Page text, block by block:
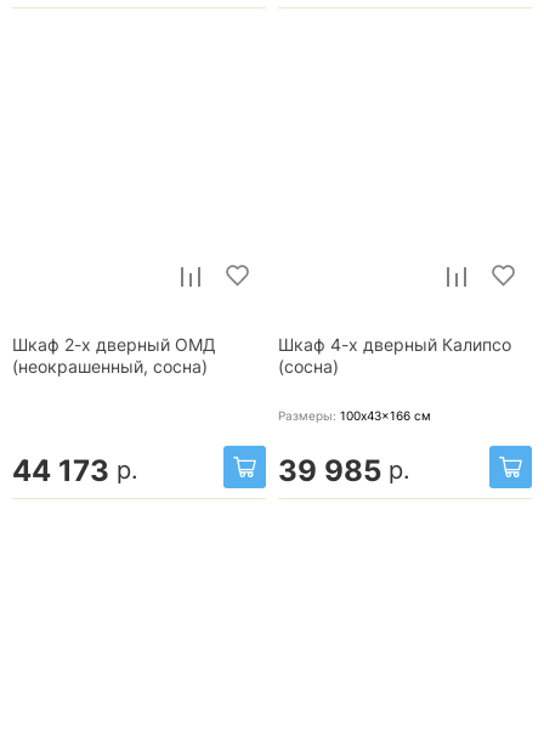
Шкаф 2-х дверный ОМД
(неокрашенный, сосна)
44 173 р.
Шкаф 4-х дверный Калипсо
(сосна)
Размеры: 100x43x166 см
39 985 р.